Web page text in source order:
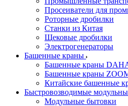
Просеиватели для
Роторные дробилки
Станки из Китая
Щековые дробилки
Электрогенераторы
Башенные краны
Башенные краны
Башенные краны
Китайские башенные
Быстровозводимые
Модульные бытовки